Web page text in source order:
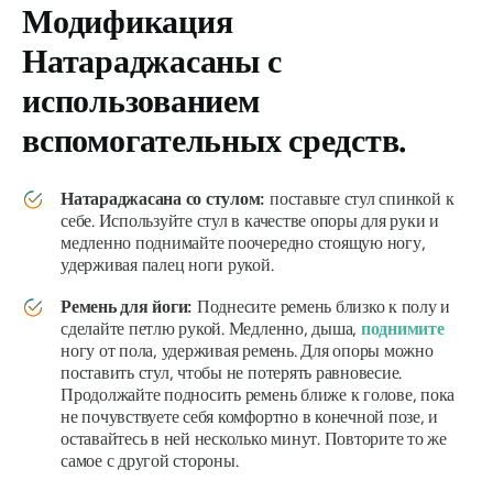
Модификация
Натараджасаныс
использованием
вспомогательных средств.
Натараджасанасо стулом: поставьте стул спинкой к
себе. Используйте стул в качестве опоры для руки и
медленно поднимайте поочередно стоящую ногу,
удерживая палец ноги рукой.
Ремень для йоги: Поднесите ремень близко к полу и
сделайте петлю рукой. Медленно, дыша, поднимите
ногу от пола, удерживая ремень. Для опоры можно
поставить стул, чтобы не потерять равновесие.
Продолжайте подносить ремень ближе к голове, пока
не почувствуете себя комфортно в конечной позе, и
оставайтесь в ней несколько минут. Повторите то же
самое с другой стороны.